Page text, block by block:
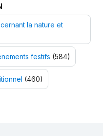
la nature et
festifs (584)
(460)